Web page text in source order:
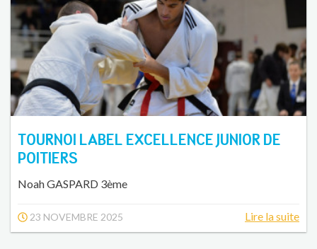
TOURNOI LABEL EXCELLENCE JUNIOR DE
POITIERS
Noah GASPARD 3ème
23 NOVEMBRE 2025 Lire la suite